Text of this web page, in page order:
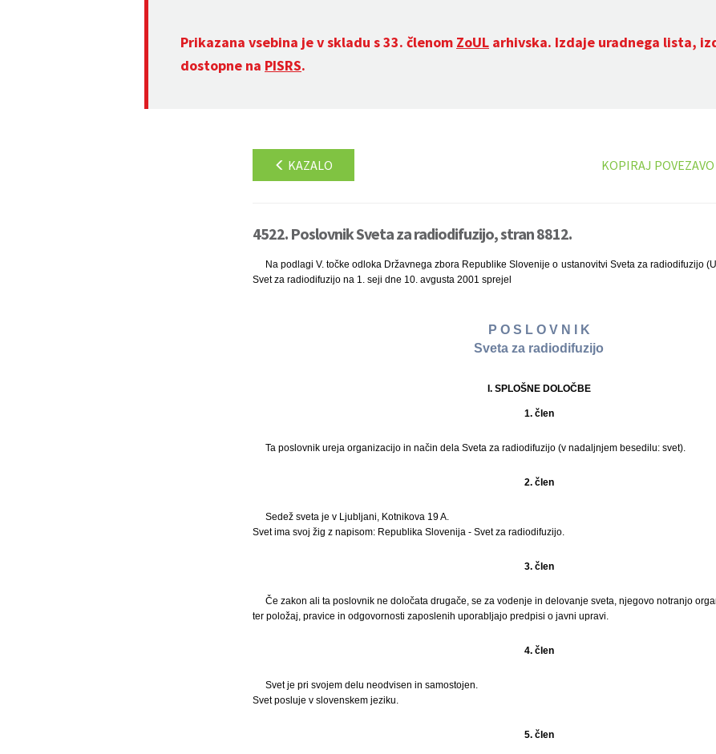
Prikazana vsebina je v skladu s 33. členom ZoUL arhivska. Izdaje uradnega lista,
dostopne na PISRS.
KAZALO KOPIRAJ POVEZAVO
4522. Poslovnik Sveta za radiodifuzijo, stran 8812.
Na podlagi V. točke odloka Državnega zbora Republike Slovenije o ustanovitvi Sveta za radiodifuzijo
Svet za radiodifuzijo na 1. seji dne 10. avgusta 2001 sprejel
P O S L O V N I K
Sveta za radiodifuzijo
I. SPLOŠNE DOLOČBE
1. člen
Ta poslovnik ureja organizacijo in način dela Sveta za radiodifuzijo (v nadaljnjem besedilu: svet).
2. člen
Sedež sveta je v Ljubljani, Kotnikova 19 A.
Svet ima svoj žig z napisom: Republika Slovenija - Svet za radiodifuzijo.
3. člen
Če zakon ali ta poslovnik ne določata drugače, se za vodenje in delovanje sveta, njegovo notranjo
ter položaj, pravice in odgovornosti zaposlenih uporabljajo predpisi o javni upravi.
4. člen
Svet je pri svojem delu neodvisen in samostojen.
Svet posluje v slovenskem jeziku.
5. člen